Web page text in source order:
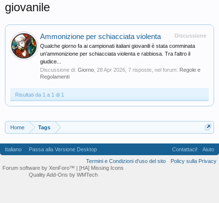
giovanile
Discussione
Ammonizione per schiacciata violenta
Qualche giorno fa ai campionati italiani giovanili è stata comminata
un'ammonizione per schiacciata violenta e rabbiosa. Tra l'altro il
giudice...
Discussione di: Giorno 28 Apr 2026 , 7 risposte, nel forum: Regole e
Regolamenti
Risultati da 1 a 1 di 1
Home Tags
Italiano Passa alla Versione Desktop Contattaci!
Aiuto
Termini e Condizioni d'uso del sito
Policy sulla Privacy
Forum software by XenForo™ | [HA] Missing Icons
Quality Add-Ons by WMTech